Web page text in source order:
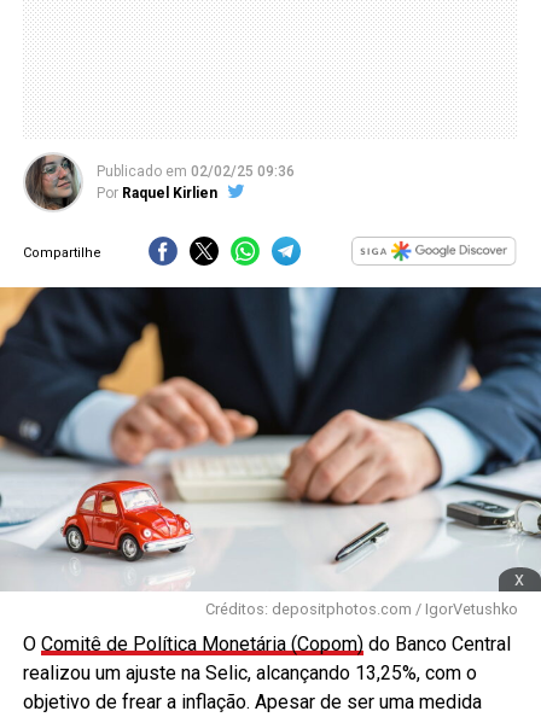
Publicado em 02/02/25 09:36
Por Raquel Kirlien
Compartilhe
x
Créditos: depositphotos.com / IgorVetushko
O Comitê de Política Monetária (Copom)do Banco Central
realizou um ajuste na Selic, alcançando 13,25%, com o
objetivo de frear a inflação. Apesar de ser uma medida